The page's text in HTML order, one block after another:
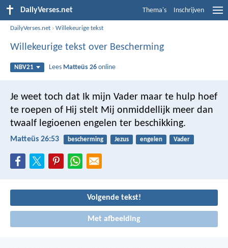
DailyVerses.net Thema's Inschrijven
DailyVerses.net ›Willekeurige tekst
Willekeurige tekst over Bescherming
NBV21 Lees Matteüs 26 online
Je weet toch dat Ik mijn Vader maar te hulp hoef
te roepen of Hij stelt Mij onmiddellijk meer dan
twaalf legioenen engelen ter beschikking.
Matteüs 26:53 bescherming Jezus engelen Vader
Volgende tekst!
Met afbeelding